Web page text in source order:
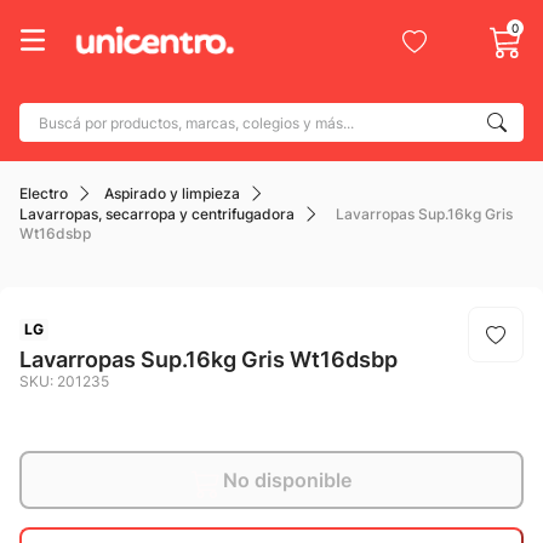
0
Buscá por productos, marcas, colegios y más...
Electro
Aspirado y limpieza
Lavarropas, secarropa y centrifugadora
Lavarropas Sup.16kg Gris
Wt16dsbp
LG
Lavarropas Sup.16kg Gris Wt16dsbp
SKU: 201235
No disponible
Términos más buscados
1. adidas
2.
5. caterpillar
7. nike